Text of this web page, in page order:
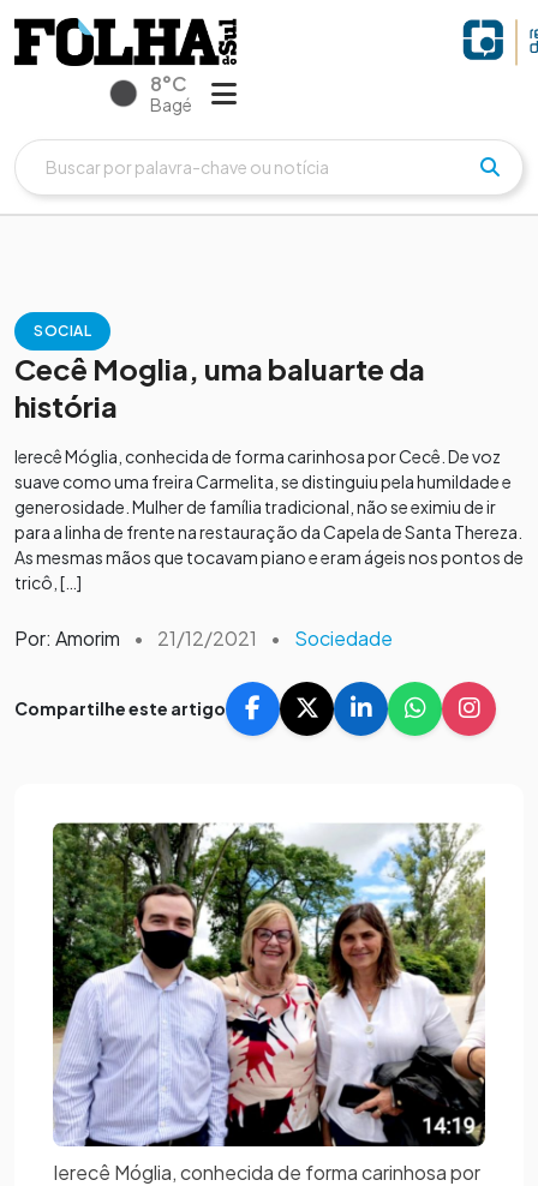
8°C
Bagé
SOCIAL
Cecê Moglia, uma baluarte da
história
Ierecê Móglia, conhecida de forma carinhosa por Cecê. De voz
suave como uma freira Carmelita, se distinguiu pela humildade e
generosidade. Mulher de família tradicional, não se eximiu de ir
para a linha de frente na restauração da Capela de Santa Thereza.
As mesmas mãos que tocavam piano e eram ágeis nos pontos de
tricô, […]
Por: Amorim • 21/12/2021 • Sociedade
Compartilhe este artigo
Ierecê Móglia, conhecida de forma carinhosa por